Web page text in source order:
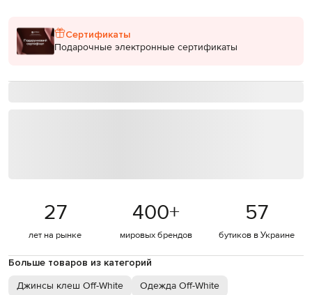
Сертификаты
Подарочные электронные сертификаты
27
лет на рынке
400+
мировых брендов
57
бутиков в Украине
Больше товаров из категорий
Джинсы клеш Off-White
Одежда Off-White